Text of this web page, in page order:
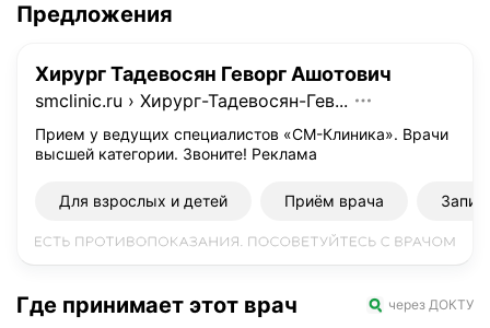
Предложения
Хирург Тадевосян Геворг Ашотович
smclinic.ru › Хирург-Тадевосян-Гев...
Прием у ведущих специалистов «СМ-Клиника». Врачи
высшей категории. Звоните! Реклама
Для взрослых и детей Приём врача
Где принимает этот врач через ДОКТУ